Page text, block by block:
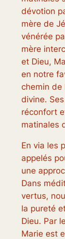
dévotion
mère de
vénérée
mère
et Dieu,
en notre
chemin de
divine.
réconfort
matinales
En via les
appelés
une
Dans
vertus,
la pureté
Dieu. Par
Marie est